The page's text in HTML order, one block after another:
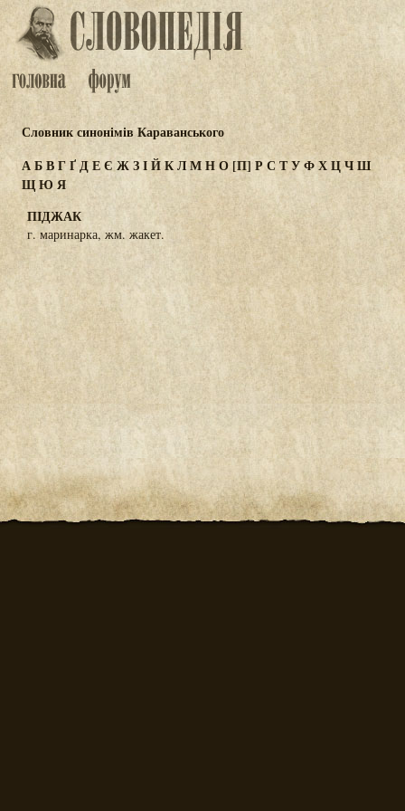
Словник синонімів Караванського
АБВГҐДЕЄ ЖЗІЙКЛМНО[П] Р С ТУФХЦЧШ
ЩЮ Я
ПІДЖАК
г. маринарка, жм. жакет.